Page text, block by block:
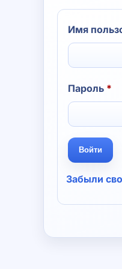
Имя
Пароль *
Войти
Забыли